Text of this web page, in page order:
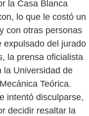
la Casa Blanca
lo que le costó un
con otras personas
expulsado del jurado
la prensa oficialista
la Universidad de
Teórica.
intentó disculparse,
decidir resaltar la